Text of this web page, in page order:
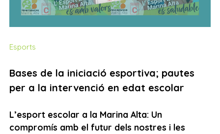
Esports
Bases de la iniciació esportiva; pautes
per a la intervenció en edat escolar
L’esport escolar a la Marina Alta: Un
compromís amb el futur dels nostres i les